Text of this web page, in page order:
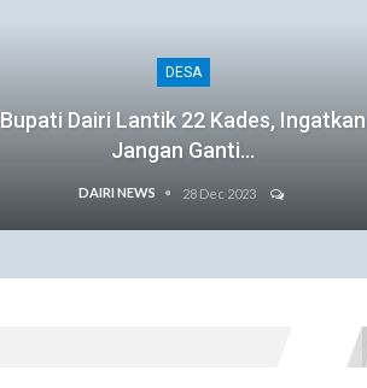
DESA
Bupati Dairi Lantik 22 Kades, Ingatkan
Jangan Ganti…
DAIRI NEWS 28 Dec 2023